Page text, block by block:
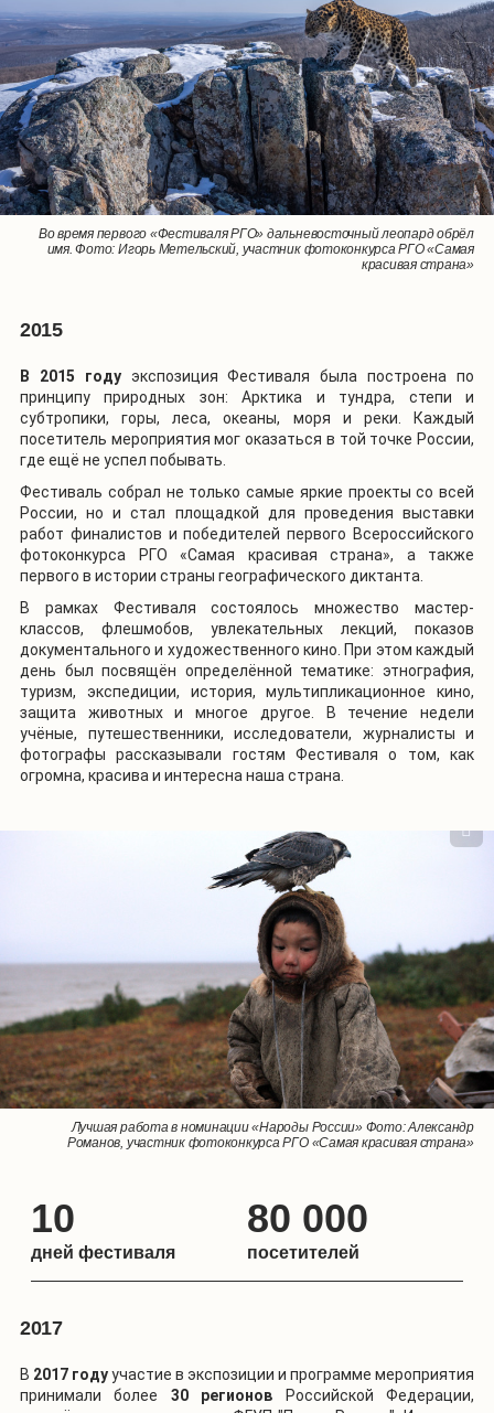
Во время первого «Фестиваля РГО» дальневосточный леопард обрёл
имя. Фото: Игорь Метельский, участник фотоконкурса РГО «Самая
красивая страна»
Создание действующего проекта «Экспедиция Арктика» на первом
«Фестивале РГО». Фото: Владимир Мельник, участник фотоконкурса
РГО «Самая красивая страна»
Начиная с первого «Фестиваля РГО» волонтёрское движение занимало
важную роль в проведении события. Фото: Алексей Михайлов/пресс-
служба РГО
2015
В 2015 году экспозиция Фестиваля была построена по
принципу природных зон: Арктика и тундра, степи и
субтропики, горы, леса, океаны, моря и реки. Каждый
посетитель мероприятия мог оказаться в той точке России,
где ещё не успел побывать.
Фестиваль собрал не только самые яркие проекты со всей
России, но и стал площадкой для проведения выставки
работ финалистов и победителей первого Всероссийского
фотоконкурса РГО «Самая красивая страна», а также
первого в истории страны географического диктанта.
В рамках Фестиваля состоялось множество мастер-
классов, флешмобов, увлекательных лекций, показов
документального и художественного кино. При этом каждый
день был посвящён определённой тематике: этнография,
туризм, экспедиции, история, мультипликационное кино,
защита животных и многое другое. В течение недели
учёные, путешественники, исследователи, журналисты и
фотографы рассказывали гостям Фестиваля о том, как
огромна, красива и интересна наша страна.
Лучшая работа в номинации «Народы России» Фото: Александр
Романов, участник фотоконкурса РГО «Самая красивая страна»
Лучшая работа в номинации «Самая красивая страна. Пейзаж». Фото:
Сергей Иванов, участник фотоконкурса РГО «Самая красивая страна»
Лучшая работа в номинации «Мир в наших руках». Фото: Дмитрий
Уткин, участник фотоконкурса РГО «Самая красивая страна»
10
дней фестиваля
80 000
посетителей
2017
В 2017 годуучастие в экспозиции и программе мероприятия
принимали более 30 регионов Российской Федерации,